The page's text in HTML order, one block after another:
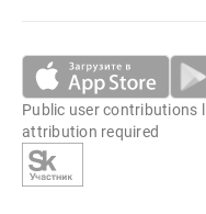
Public user contributions
attribution required